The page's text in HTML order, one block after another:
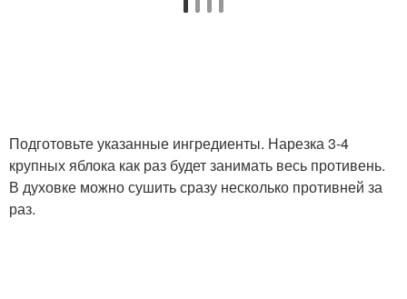
Подготовьте указанные ингредиенты. Нарезка 3-4
крупных яблока как раз будет занимать весь противень.
В духовке можно сушить сразу несколько противней за
раз.